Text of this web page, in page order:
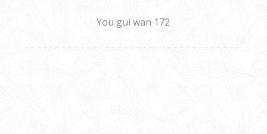
You gui wan 172